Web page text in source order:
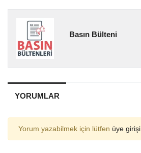
Basın Bülteni
YORUMLAR
Yorum yazabilmek için lütfen üye girişi